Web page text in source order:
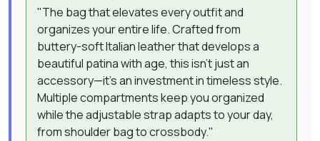
"The bag that elevates every outfit and
organizes your entire life. Crafted from
buttery-soft Italian leather that develops a
beautiful patina with age, this isn't just an
accessory—it's an investment in timeless style.
Multiple compartments keep you organized
while the adjustable strap adapts to your day,
from shoulder bag to crossbody."